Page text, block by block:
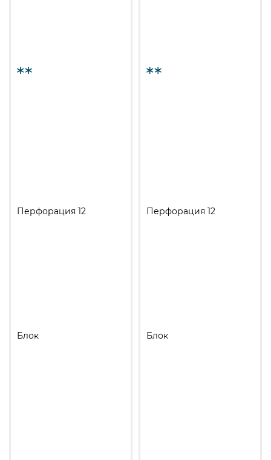
Перфорация 12
Блок
Перфорация 12
Блок